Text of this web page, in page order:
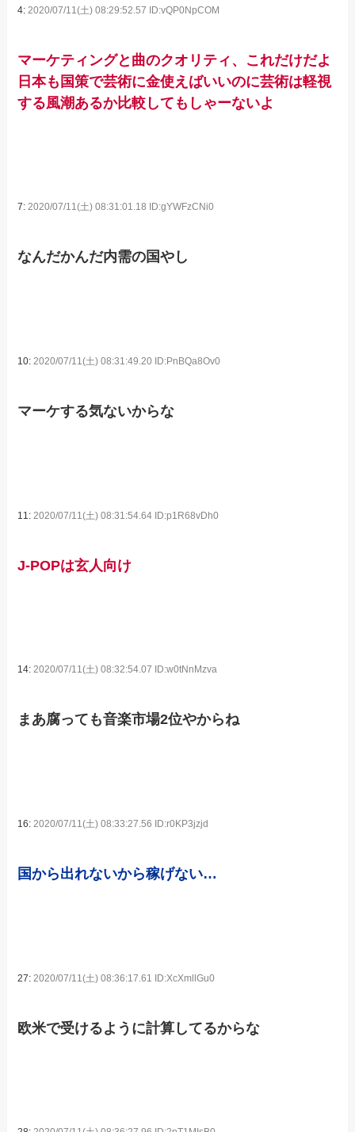
4: 2020/07/11(土) 08:29:52.57 ID:vQP0NpCOM
マーケティングと曲のクオリティ、これだけだよ
日本も国策で芸術に金使えばいいのに芸術は軽視
する風潮あるか比較してもしゃーないよ
7:2020/07/11(土) 08:31:01.18 ID:gYWFzCNi0
なんだかんだ内需の国やし
10:2020/07/11(土) 08:31:49.20 ID:PnBQa8Ov0
マーケする気ないからな
11: 2020/07/11(土) 08:31:54.64 ID:p1R68vDh0
J-POPは玄人向け
14:2020/07/11(土) 08:32:54.07 ID:w0tNnMzva
まあ腐っても音楽市場2位やからね
16:2020/07/11(土) 08:33:27.56 ID:r0KP3jzjd
国から出れないから稼げない…
27: 2020/07/11(土) 08:36:17.61 ID:XcXmllGu0
欧米で受けるように計算してるからな